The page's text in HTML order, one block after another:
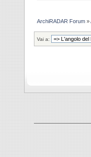
ArchiRADAR Forum »
Vai a: